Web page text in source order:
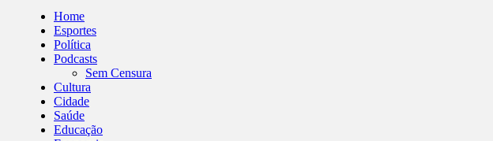
Home
Esportes
Política
Podcasts
Sem Censura
Cultura
Cidade
Saúde
Educação